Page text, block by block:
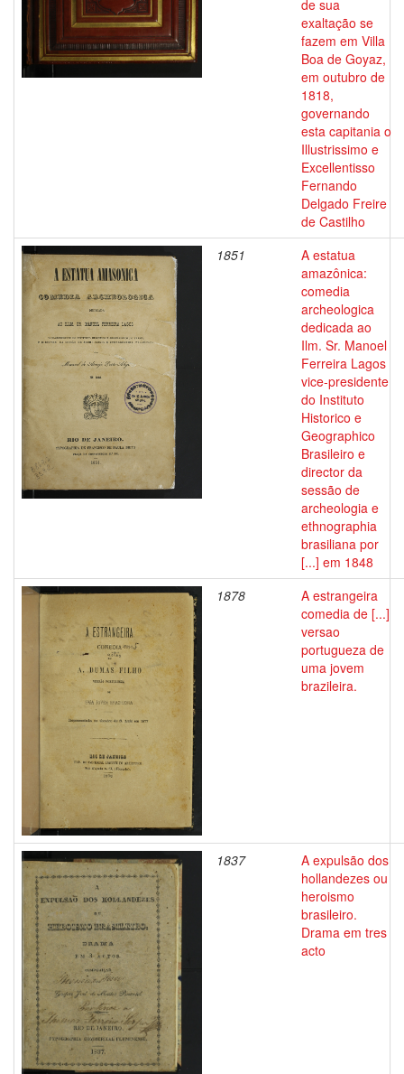
de sua
exaltação se
fazem em Villa
Boa de Goyaz,
em outubro de
1818,
governando
esta capitania o
Illustrissimo e
Excellentisso
Fernando
Delgado Freire
de Castilho
1851
A estatua
amazônica:
comedia
archeologica
dedicada ao
Ilm. Sr. Manoel
Ferreira Lagos
vice-presidente
do Instituto
Historico e
Geographico
Brasileiro e
director da
sessão de
archeologia e
ethnographia
brasiliana por
[...] em 1848
1878
A estrangeira
comedia de [...]
versao
portugueza de
uma jovem
brazileira.
1837
A expulsão dos
hollandezes ou
heroismo
brasileiro.
Drama em tres
acto